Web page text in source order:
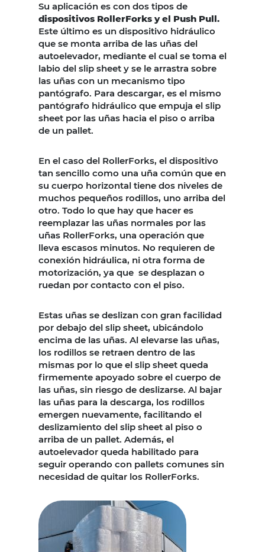
Su aplicación es con dos tipos de
dispositivos RollerForks y el Push Pull.
Este último es un dispositivo hidráulico
que se monta arriba de las uñas del
autoelevador, mediante el cual se toma el
labio del slip sheet y se le arrastra sobre
las uñas con un mecanismo tipo
pantógrafo. Para descargar, es el mismo
pantógrafo hidráulico que empuja el slip
sheet por las uñas hacia el piso o arriba
de un pallet.
En el caso del RollerForks, el dispositivo
tan sencillo como una uña común que en
su cuerpo horizontal tiene dos niveles de
muchos pequeños rodillos, uno arriba del
otro. Todo lo que hay que hacer es
reemplazar las uñas normales por las
uñas RollerForks, una operación que
lleva escasos minutos. No requieren de
conexión hidráulica, ni otra forma de
motorización, ya que se desplazan o
ruedan por contacto con el piso.
Estas uñas se deslizan con gran facilidad
por debajo del slip sheet, ubicándolo
encima de las uñas. Al elevarse las uñas,
los rodillos se retraen dentro de las
mismas por lo que el slip sheet queda
firmemente apoyado sobre el cuerpo de
las uñas, sin riesgo de deslizarse. Al bajar
las uñas para la descarga, los rodillos
emergen nuevamente, facilitando el
deslizamiento del slip sheet al piso o
arriba de un pallet. Además, el
autoelevador queda habilitado para
seguir operando con pallets comunes sin
necesidad de quitar los RollerForks.